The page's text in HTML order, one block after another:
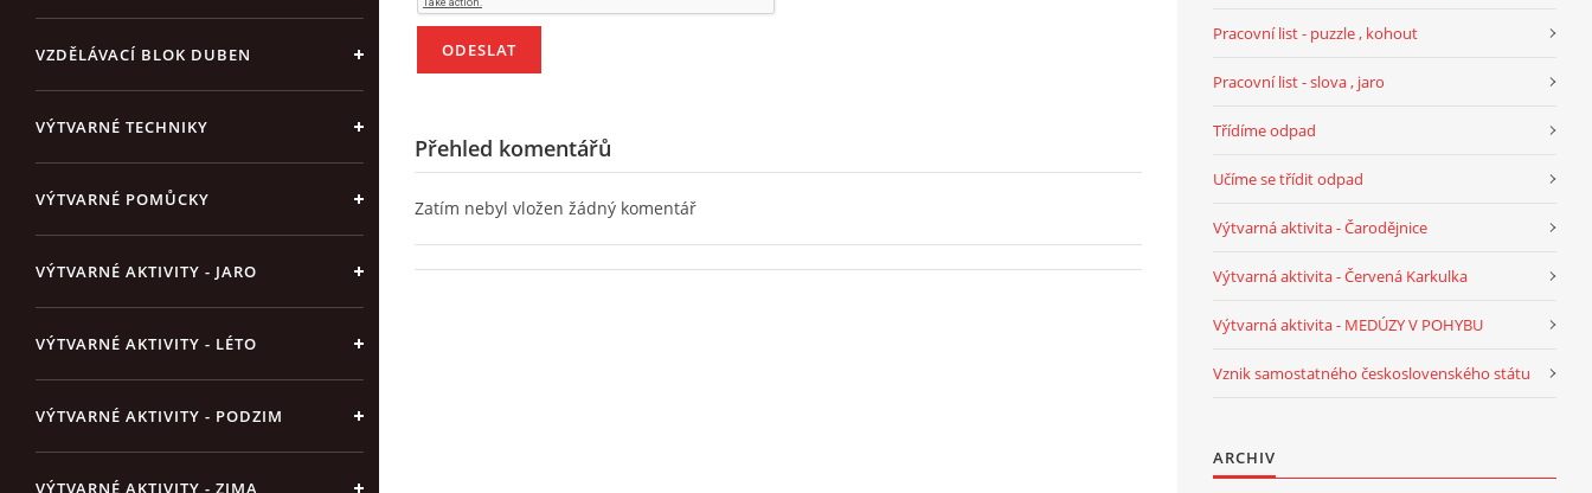
VZDĚLÁVACÍ BLOK DUBEN
VÝTVARNÉ TECHNIKY
VÝTVARNÉ POMŮCKY
VÝTVARNÉ AKTIVITY - JARO
VÝTVARNÉ AKTIVITY - LÉTO
VÝTVARNÉ AKTIVITY - PODZIM
VÝTVARNÉ AKTIVITY - ZIMA
Přehled komentářů
Zatím nebyl vložen žádný komentář
Pracovní list - puzzle , kohout
Pracovní list - slova , jaro
Třídíme odpad
Učíme se třídit odpad
Výtvarná aktivita - Čarodějnice
Výtvarná aktivita - Červená Karkulka
Výtvarná aktivita - MEDÚZY V POHYBU
Vznik samostatného československého státu
ARCHIV